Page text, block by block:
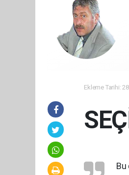
Ekleme Tarihi:
Bu